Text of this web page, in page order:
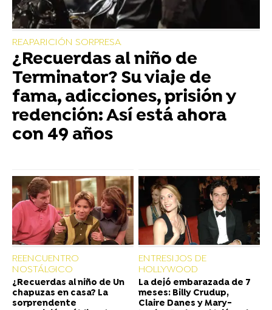
REAPARICIÓN SORPRESA
¿Recuerdas al niño de
Terminator? Su viaje de
fama, adicciones, prisión y
redención: Así está ahora
con 49 años
REENCUENTRO
NOSTÁLGICO
¿Recuerdas al niño de Un
chapuzas en casa? La
sorprendente
ENTRESIJOS DE
HOLLYWOOD
La dejó embarazada de 7
meses: Billy Crudup,
Claire Danes y Mary-